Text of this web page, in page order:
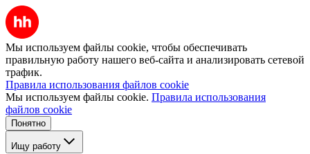
Мы используем файлы cookie, чтобы обеспечивать
правильную работу нашего веб-сайта и анализировать сетевой
трафик.
Правила использования файлов cookie
Мы используем файлы cookie. Правила использования
файлов cookie
Понятно
Ищу работу